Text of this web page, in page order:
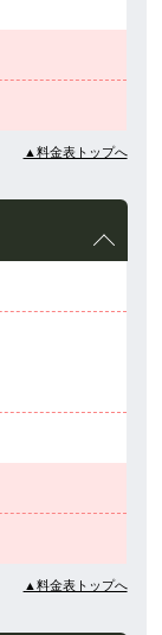
▲料金表トップへ
▲料金表トップへ